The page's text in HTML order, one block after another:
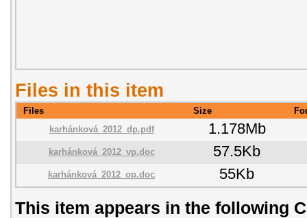
Files in this item
Files Size
karhánková_2012_dp.pdf
1.178Mb
karhánková_2012_vp.doc 57.5Kb
karhánková_2012_op.doc 55Kb
This item appears in the following